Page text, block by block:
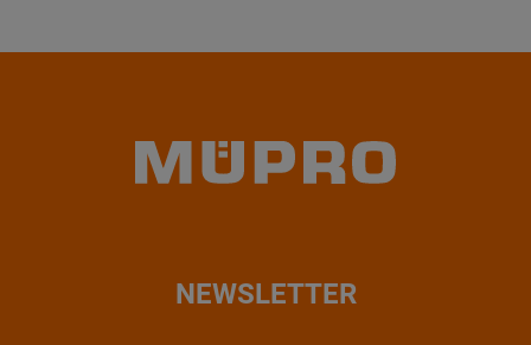
NEWSLETTER